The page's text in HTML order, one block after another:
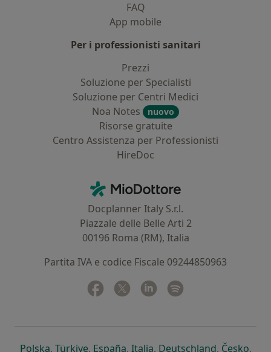
FAQ
App mobile
Per i professionisti sanitari
Prezzi
Soluzione per Specialisti
Soluzione per Centri Medici
Noa Notes
nuovo
Risorse gratuite
Centro Assistenza per Professionisti
HireDoc
MioDottore - Homepage
Docplanner Italy S.r.l.
Piazzale delle Belle Arti 2
00196 Roma (RM), Italia
Partita IVA e codice Fiscale 09244850963
Facebook
si apre in una nuova scheda
Twitter
si apre in una nuova scheda
Linkedin
si apre in una nuova
Polskasi apre in una nuova scheda
, Türkiyesi apre in una nuova scheda
, Españasi apre in una nuova scheda
, Italiasi apre in una nuova
, Deutschlandsi apre in
, Českosi
,